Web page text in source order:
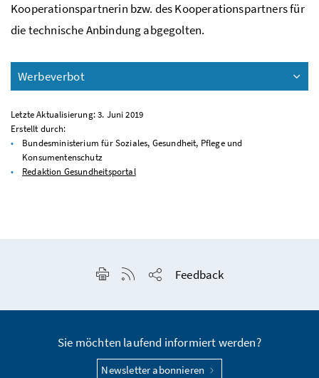
Kooperationspartnerin bzw. des Kooperationspartners für
die technische Anbindung abgegolten.
Werbeverbot
Letzte Aktualisierung: 3. Juni 2019
Erstellt durch:
Bundesministerium für Soziales, Gesundheit, Pflege und
Konsumentenschutz
Redaktion Gesundheitsportal
Seite drucken
RSS-Feed anzeigen
Feedback
Sie möchten laufend informiert werden?
Newsletter abonnieren